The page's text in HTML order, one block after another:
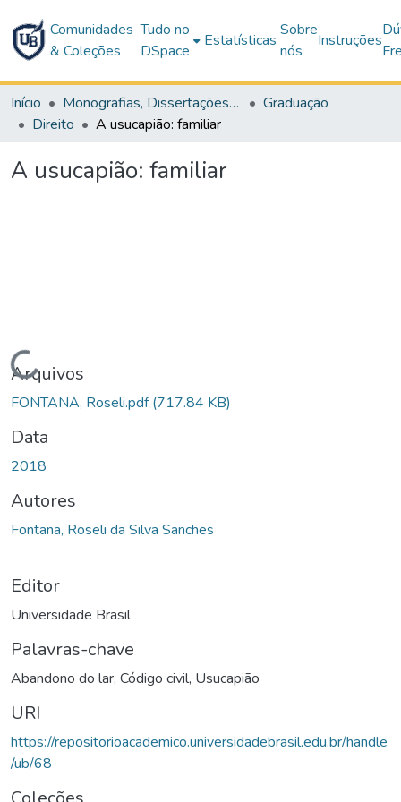
Comunidades
& Coleções
Tudo no
DSpace
Estatísticas
Sobre
nós
Instruções
Início Monografias, Dissertações e Teses
Graduação
Direito
A usucapião: familiar
A usucapião: familiar
Carregando...
Arquivos
FONTANA, Roseli.pdf(717.84 KB)
Data
2018
Autores
Fontana, Roseli da Silva Sanches
Editor
Universidade Brasil
Palavras-chave
Abandono do lar, Código civil, Usucapião
URI
https://repositorioacademico.universidadebrasil.edu.br/handle
/ub/68